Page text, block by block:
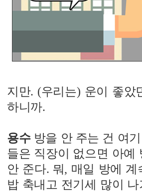
지만. (우리는) 운이 좋았
하니까.
용수방을 안 주는 건 여
들은 직장이 없으면 아예
안 준다. 뭐, 매일 방에
밥 축내고 전기세 많이